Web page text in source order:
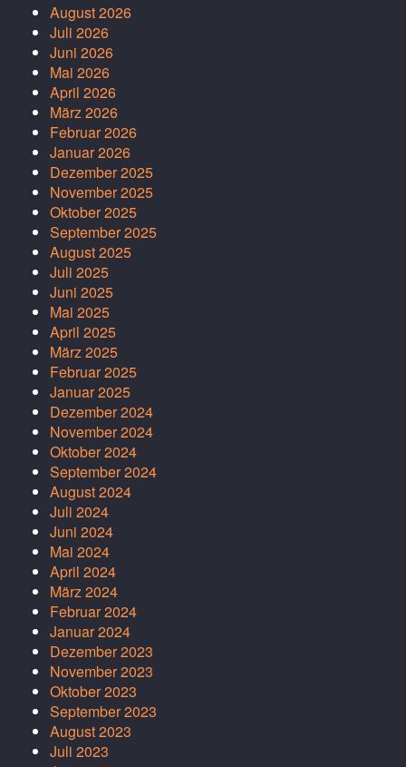
August 2026
Juli 2026
Juni 2026
Mai 2026
April 2026
März 2026
Februar 2026
Januar 2026
Dezember 2025
November 2025
Oktober 2025
September 2025
August 2025
Juli 2025
Juni 2025
Mai 2025
April 2025
März 2025
Februar 2025
Januar 2025
Dezember 2024
November 2024
Oktober 2024
September 2024
August 2024
Juli 2024
Juni 2024
Mai 2024
April 2024
März 2024
Februar 2024
Januar 2024
Dezember 2023
November 2023
Oktober 2023
September 2023
August 2023
Juli 2023